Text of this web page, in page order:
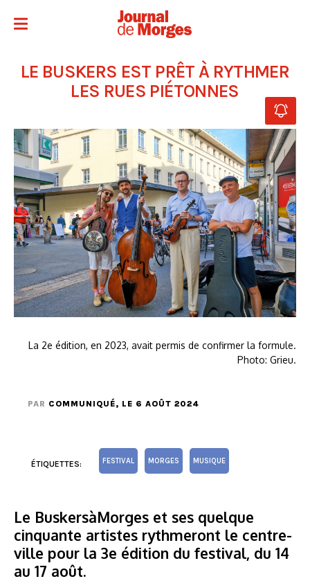
LE BUSKERS EST PRÊT À RYTHMER
LES RUES PIÉTONNES
La 2e édition, en 2023, avait permis de confirmer la formule.
Photo: Grieu.
PAR COMMUNIQUÉ, LE 6 AOÛT 2024
ÉTIQUETTES: FESTIVAL MORGES MUSIQUE
Le BuskersàMorges et ses quelque
cinquante artistes rythmeront le centre-
ville pour la 3e édition du festival, du 14
au 17 août.